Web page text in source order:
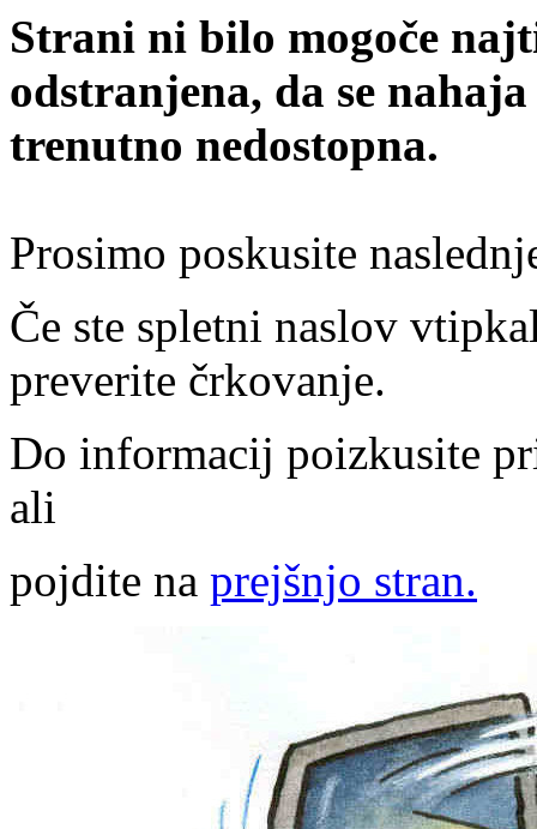
Strani ni bilo mogoče
odstranjena, da se
trenutno nedostopna.
Prosimo poskusite
Če ste spletni naslov
preverite črkovanje.
Do informacij poizkusite
ali
pojdite na prejšnjo stran.